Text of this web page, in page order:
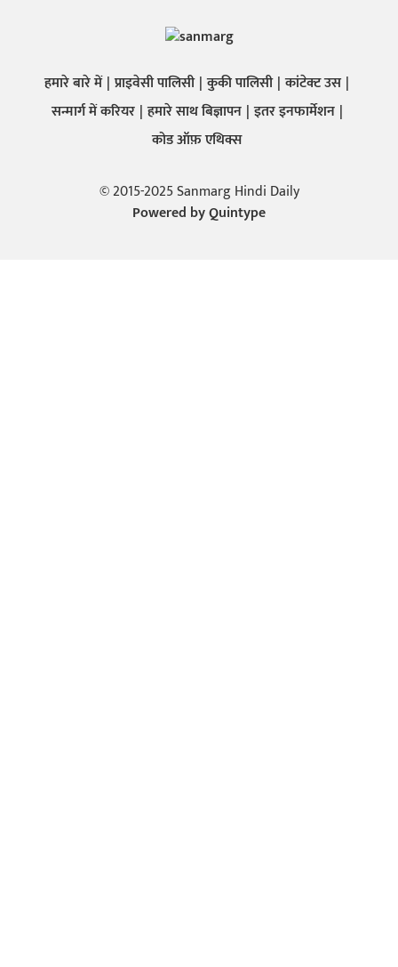
हमारे बारे में प्राइवेसी पालिसी कुकी पालिसी कांटेक्ट उस
सन्मार्ग में करियर हमारे साथ बिज्ञापन इतर इनफार्मेशन
कोड ऑफ़ एथिक्स
© 2015-2025 Sanmarg Hindi Daily
Powered byQuintype